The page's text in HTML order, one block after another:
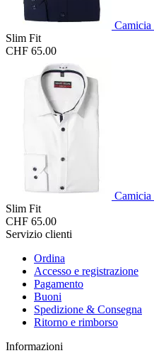
Slim Fit
CHF 65.00
Slim Fit
CHF 65.00
Servizio clienti
Ordina
Accesso e registrazione
Pagamento
Buoni
Spedizione & Consegna
Ritorno e rimborso
Informazioni